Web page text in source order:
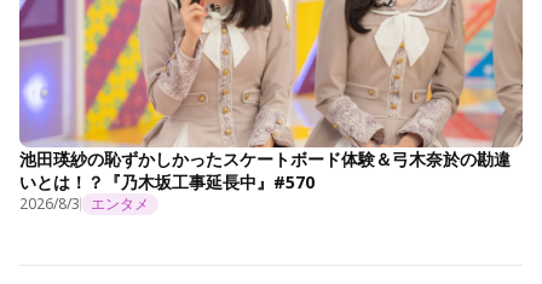
池田瑛紗の恥ずかしかったスケートボード体験＆弓木奈於の勘違
いとは！？『乃木坂工事延長中』#570
2026/8/3 エンタメ